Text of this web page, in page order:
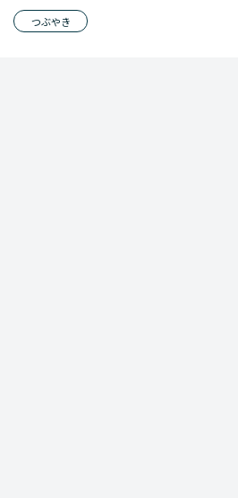
みれたのですが CFO論についてはあま
り参
つぶやき